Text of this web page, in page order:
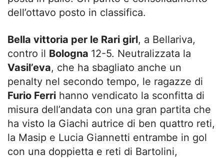
dell’ottavo posto in classifica.
Bella vittoria per le Rari girl, a Bellariva,
contro il Bologna 12-5. Neutralizzata la
Vasil’eva, che ha sbagliato anche un
penalty nel secondo tempo, le ragazze di
Furio Ferri hanno vendicato la sconfitta di
misura dell’andata con una gran partita che
ha visto la Giachi autrice di ben quattro reti,
la Masip e Lucia Giannetti entrambe in gol
con una doppietta e reti di Bartolini,